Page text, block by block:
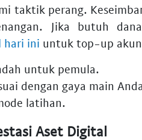
taktik perang.
Jika butuh
hari ini untuk top-up
untuk pemula.
dengan gaya main
latihan.
Aset Digital